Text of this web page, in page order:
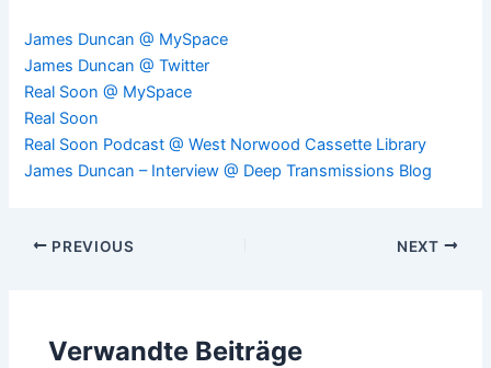
James Duncan @ MySpace
James Duncan @ Twitter
Real Soon @ MySpace
Real Soon
Real Soon Podcast @ West Norwood Cassette Library
James Duncan – Interview @ Deep Transmissions Blog
Post
PREVIOUS NEXT
Verwandte Beiträge